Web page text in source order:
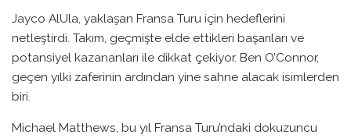
Jayco AlUla, yaklaşan Fransa Turu için hedeflerini
netleştirdi. Takım, geçmişte elde ettikleri başarıları ve
potansiyel kazananları ile dikkat çekiyor. Ben O’Connor,
geçen yılki zaferinin ardından yine sahne alacak isimlerden
biri.
Michael Matthews, bu yıl Fransa Turu’ndaki dokuzuncu